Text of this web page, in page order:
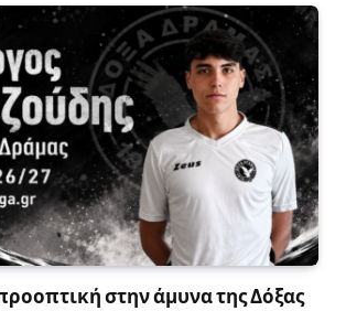
στην άμυνα της Δόξας